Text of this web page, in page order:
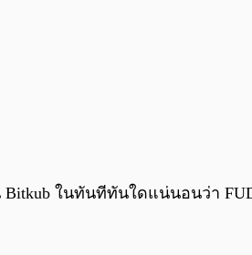
Bitkub ในทันทีทันใดแน่นอนว่า